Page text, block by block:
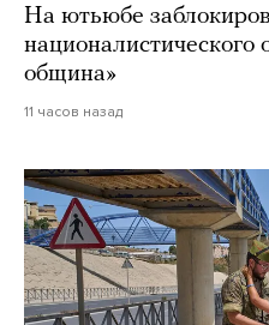
На ютьюбе
националистического
община»
11 часов назад